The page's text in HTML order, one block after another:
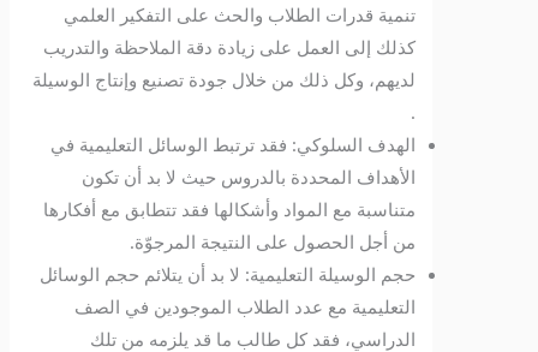
تنمية قدرات الطلاب والحث على التفكير العلمي
كذلك إلى العمل على زيادة دقة الملاحظة والتدريب
لديهم، وكل ذلك من خلال جودة تصنيع وإنتاج الوسيلة
الهدف السلوكي: فقد ترتبط الوسائل التعليمية في
الأهداف المحددة بالدروس حيث لا بد أن تكون
متناسبة مع المواد وأشكالها فقد تتطابق مع أفكارها
من أجل الحصول على النتيجة المرجوّة.
حجم الوسيلة التعليمية: لا بد أن يتلائم حجم الوسائل
التعليمية مع عدد الطلاب الموجودين في الصف
الدراسي، فقد كل طالب ما قد يلزمه من تلك